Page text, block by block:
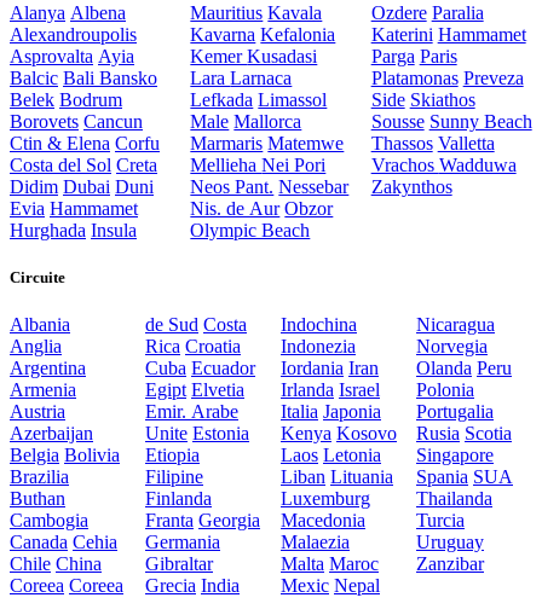
Alanya Albena
Alexandroupolis
Asprovalta Ayia
Balcic Bali Bansko
Belek Bodrum
Borovets Cancun
Ctin & Elena Corfu
Costa del Sol Creta
Didim Dubai Duni
Evia Hammamet
Hurghada Insula
Mauritius Kavala
Kavarna Kefalonia
KemerKusadasi
LaraLarnaca
Lefkada Limassol
Male Mallorca
Marmaris Matemwe
MelliehaNei Pori
Neos Pant. Nessebar
Nis. de Aur Obzor
Olympic Beach
Ozdere Paralia
Katerini Hammamet
Parga Paris
Platamonas Preveza
Side Skiathos
Sousse Sunny Beach
Thassos Valletta
Vrachos Wadduwa
Zakynthos
Circuite
Albania
Anglia
Argentina
Armenia
Austria
Azerbaijan
Belgia Bolivia
Brazilia
Buthan
Cambogia
Canada Cehia
Chile China
Coreea Coreea
de Sud Costa
Rica Croatia
Cuba Ecuador
Egipt Elvetia
Emir. Arabe
Unite Estonia
Etiopia
Filipine
Finlanda
Franta Georgia
Germania
Gibraltar
Grecia India
Indochina
Indonezia
Iordania Iran
Irlanda Israel
Italia Japonia
Kenya Kosovo
Laos Letonia
Liban Lituania
Luxemburg
Macedonia
Malaezia
Malta Maroc
Mexic Nepal
Nicaragua
Norvegia
Olanda Peru
Polonia
Portugalia
Rusia Scotia
Singapore
Spania SUA
Thailanda
Turcia
Uruguay
Zanzibar